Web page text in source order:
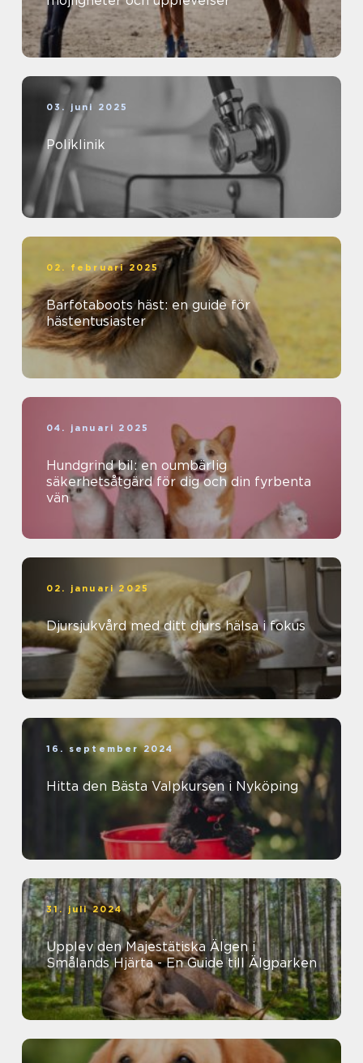
03. juni 2025
Poliklinik
02. februari 2025
Barfotaboots häst: en guide för
hästentusiaster
04. januari 2025
Hundgrind bil: en oumbärlig
säkerhetsåtgärd för dig och din fyrbenta
vän
02. januari 2025
Djursjukvård med ditt djurs hälsa i fokus
16. september 2024
Hitta den Bästa Valpkursen i Nyköping
31. juli 2024
Upplev den Majestätiska Älgen i
Smålands Hjärta - En Guide till Älgparken